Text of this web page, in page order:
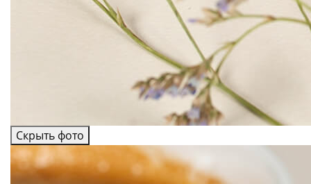
Скрыть фото